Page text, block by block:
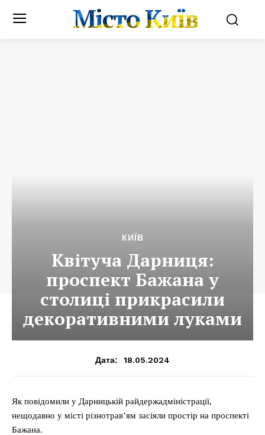
Місто Київ
КИЇВ
Квітуча Дарниця:
проспект Бажана у
столиці прикрасили
декоративними луками
Дата: 18.05.2024
Як повідомили у Дарницькій райдержадміністрації,
нещодавно у місті різнотрав’ям засіяли простір на проспекті
Бажана.